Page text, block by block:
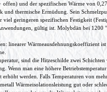
und der spezifischen Wärme von
und thermische Ermüdung. Sein
geringeren spezifischen Festigkeit
gültig ist. Molybdän bei 1200
linearer Wärmeausdehnungskoeffizient
sind die Hitzeschilde zwei
Wenn man eine höhere
werden. Falls Temperaturen von
Wärmeisolationsleistung gut oder